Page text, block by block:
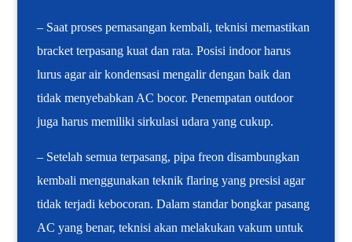
– Saat proses pemasangan kembali, teknisi memastikan
bracket terpasang kuat dan rata. Posisi indoor harus
lurus agar air kondensasi mengalir dengan baik dan
tidak menyebabkan AC bocor. Penempatan outdoor
juga harus memiliki sirkulasi udara yang cukup.
– Setelah semua terpasang, pipa freon disambungkan
kembali menggunakan teknik flaring yang presisi agar
tidak terjadi kebocoran. Dalam standar bongkar pasang
AC yang benar, teknisi akan melakukan vakum untuk